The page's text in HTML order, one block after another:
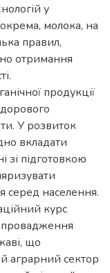
у
молока, на
правил,
отримання
продукції
У розвиток
вкладати
зі підготовкою
серед населення.
курс
що
аграрний сектор